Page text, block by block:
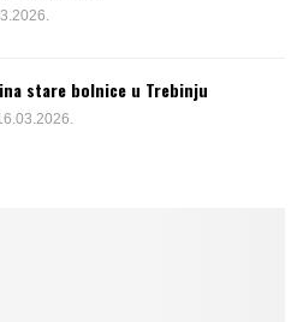
stare bolnice u Trebinju